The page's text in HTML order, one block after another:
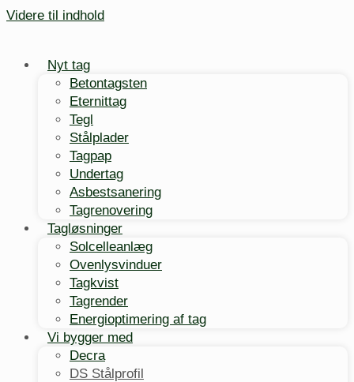
Videre til indhold
Nyt tag
Betontagsten
Eternittag
Tegl
Stålplader
Tagpap
Undertag
Asbestsanering
Tagrenovering
Tagløsninger
Solcelleanlæg
Ovenlysvinduer
Tagkvist
Tagrender
Energioptimering af tag
Vi bygger med
Decra
DS Stålprofil